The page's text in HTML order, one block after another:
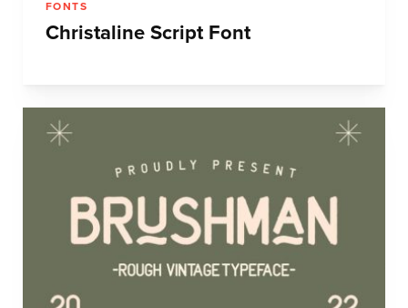
FONTS
Christaline Script Font